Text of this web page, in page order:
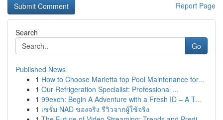
Report Page
Search
Go
Published News
1 How to Choose Marietta top Pool Maintenance for...
1 Our Refrigeration Specialist: Professional ...
1 99exch: Begin A Adventure with a Fresh ID – A T...
1 เซรั่ม NAD ของจริง รีวิวจากผู้ใช้จริง